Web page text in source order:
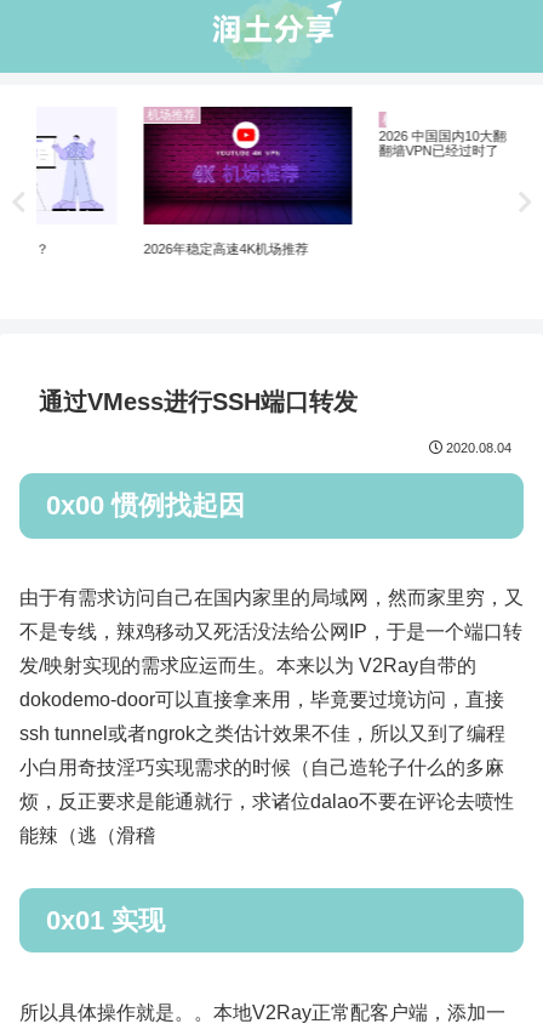
2026 中国国内10大翻墙机场推荐 |
业界资讯
5个购买美区Apple ID 和小火箭翻墙
软件的网站推荐
通过VMess进行SSH端口转发
2020.08.04
0x00 惯例找起因
由于有需求访问自己在国内家里的局域网，然而家里穷，又
不是专线，辣鸡移动又死活没法给公网IP，于是一个端口转
发/映射实现的需求应运而生。本来以为 V2Ray自带的
dokodemo-door可以直接拿来用，毕竟要过境访问，直接
ssh tunnel或者ngrok之类估计效果不佳，所以又到了编程
小白用奇技淫巧实现需求的时候（自己造轮子什么的多麻
烦，反正要求是能通就行，求诸位dalao不要在评论去喷性
能辣（逃（滑稽
0x01 实现
所以具体操作就是。。本地V2Ray正常配客户端，添加一